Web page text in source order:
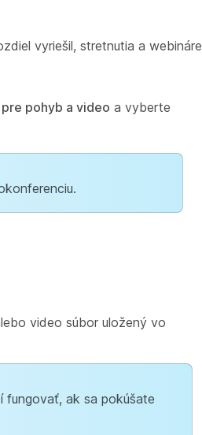
vyriešil, stretnutia a webináre
pohyb a video a vyberte
video súbor uložený vo
fungovať, ak sa pokúšate